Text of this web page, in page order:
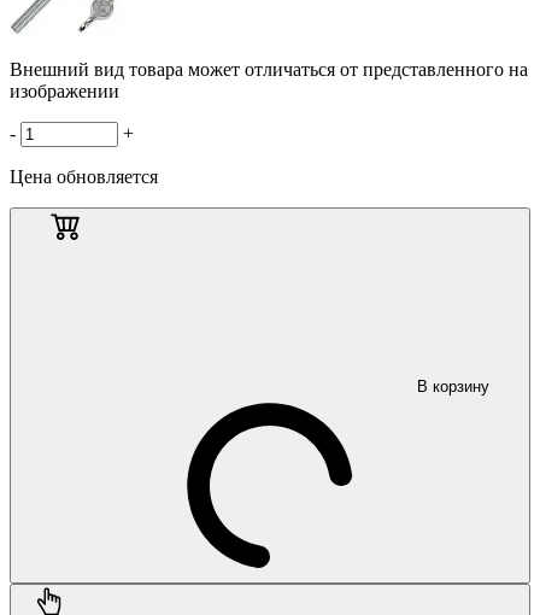
Внешний вид товара может отличаться от представленного на
изображении
- +
Цена обновляется
В корзину